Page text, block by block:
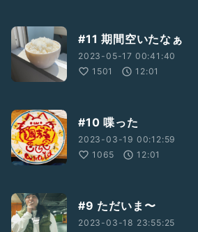
#11 期間空いたなぁ
2023-05-17 00:41:40
1501
12:01
#10 喋った
2023-03-19 00:12:59
1065
12:01
#9 ただいま〜
2023-03-18 23:55:25